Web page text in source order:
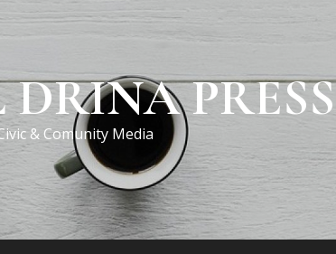
PRESS
& Comunity Media